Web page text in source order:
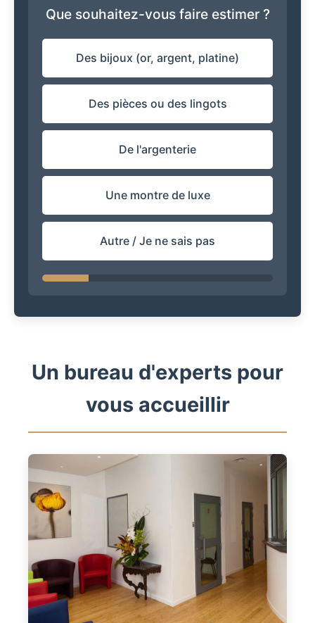
Que souhaitez-vous faire estimer ?
Des bijoux (or, argent, platine)
Des pièces ou des lingots
De l'argenterie
Une montre de luxe
Autre / Je ne sais pas
Un bureau d'experts pour
vous accueillir